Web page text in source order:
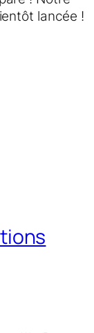
lancée !